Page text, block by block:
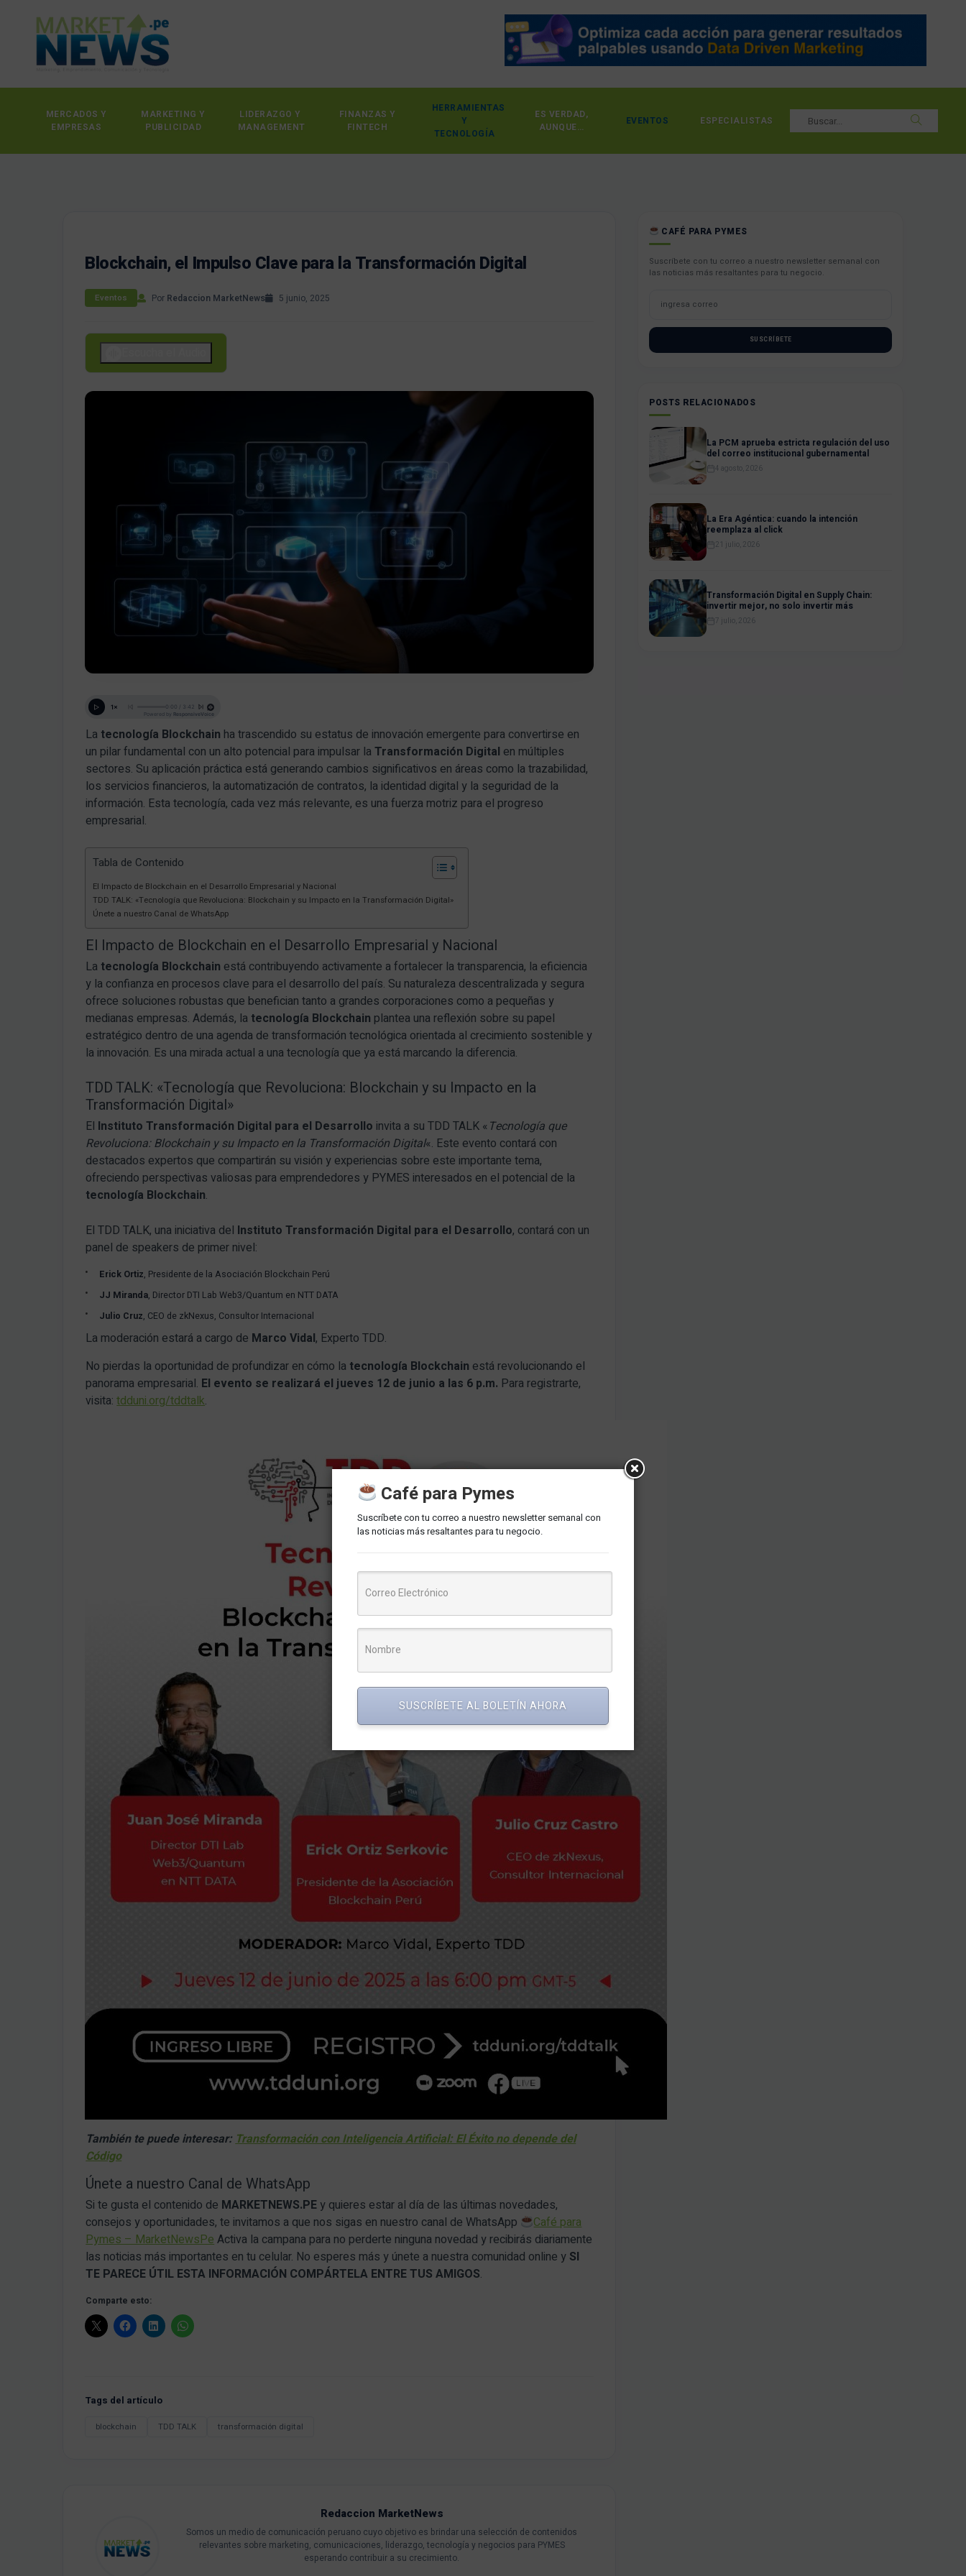
MERCADOS Y
EMPRESAS
MARKETING Y
PUBLICIDAD
LIDERAZGO Y
MANAGEMENT
FINANZAS Y
FINTECH
HERRAMIENTAS
Y
TECNOLOGÍA
ES VERDAD,
AUNQUE…
EVENTOS ESPECIALISTAS
Blockchain, el Impulso Clave para la Transformación Digital
Eventos Por Redaccion MarketNews 5 junio, 2025
La tecnología Blockchain ha trascendido su estatus de innovación emergente para convertirse en
un pilar fundamental con un alto potencial para impulsar laTransformación Digital en múltiples
sectores. Su aplicación práctica está generando cambios significativos en áreas como la trazabilidad,
los servicios financieros, la automatización de contratos, la identidad digital y la seguridad de la
información. Esta tecnología, cada vez más relevante, es una fuerza motriz para el progreso
empresarial.
Tabla de Contenido
El Impacto de Blockchain en el Desarrollo Empresarial y Nacional
TDD TALK: «Tecnología que Revoluciona: Blockchain y su Impacto en la Transformación Digital»
Únete a nuestro Canal de WhatsApp
El Impacto de Blockchain en el Desarrollo Empresarial y Nacional
La tecnología Blockchain está contribuyendo activamente a fortalecer la transparencia, la eficiencia
y la confianza en procesos clave para el desarrollo del país. Su naturaleza descentralizada y segura
ofrece soluciones robustas que benefician tanto a grandes corporaciones como a pequeñas y
medianas empresas. Además, la tecnología Blockchain plantea una reflexión sobre su papel
estratégico dentro de una agenda de transformación tecnológica orientada al crecimiento sostenible y
la innovación. Es una mirada actual a una tecnología que ya está marcando la diferencia.
TDD TALK: «Tecnología que Revoluciona: Blockchain y su Impacto en la
Transformación Digital»
El Instituto Transformación Digital para el Desarrollo invita a su TDD TALK «Tecnología que
Revoluciona: Blockchain y su Impacto en la Transformación Digital«. Este evento contará con
destacados expertos que compartirán su visión y experiencias sobre este importante tema,
ofreciendo perspectivas valiosas para emprendedores y PYMES interesados en el potencial de la
tecnología Blockchain.
El TDD TALK, una iniciativa del Instituto Transformación Digital para el Desarrollo, contará con un
panel de speakers de primer nivel:
Erick Ortiz, Presidente de la Asociación Blockchain Perú
JJ Miranda, Director DTI Lab Web3/Quantum en NTT DATA
Julio Cruz, CEO de zkNexus, Consultor Internacional
La moderación estará a cargo de Marco Vidal, Experto TDD.
No pierdas la oportunidad de profundizar en cómo la tecnología Blockchain está revolucionando el
panorama empresarial. El evento se realizará el jueves 12 de junio a las 6 p.m. Para registrarte,
visita:tdduni.org/tddtalk.
También te puede interesar:Transformación con Inteligencia Artificial: El Éxito no depende del
Código
Únete a nuestro Canal de WhatsApp
Si te gusta el contenido de MARKETNEWS.PE y quieres estar al día de las últimas novedades,
consejos y oportunidades, te invitamos a que nos sigas en nuestro canal de WhatsApp
Café para
Pymes – MarketNewsPeActiva la campana para no perderte ninguna novedad y recibirás diariamente
las noticias más importantes en tu celular. No esperes más y únete a nuestra comunidad online y SI
TE PARECE ÚTIL ESTA INFORMACIÓN COMPÁRTELA ENTRE TUS AMIGOS.
Comparte esto:
Tags del artículo
blockchain TDD TALK transformación digital
Redaccion MarketNews
Somos un medio de comunicación peruano cuyo objetivo es brindar una selección de contenidos
relevantes sobre marketing, comunicaciones, liderazgo, tecnología y negocios para PYMES
esperando contribuir a su crecimiento.
CAFÉ PARA PYMES
Suscríbete con tu correo a nuestro newsletter semanal con
las noticias más resaltantes para tu negocio.
SUSCRÍBETE
POSTS RELACIONADOS
La PCM aprueba estricta regulación del uso
del correo institucional gubernamental
4 agosto, 2026
La Era Agéntica: cuando la intención
reemplaza al click
21 julio, 2026
Transformación Digital en Supply Chain:
invertir mejor, no solo invertir más
7 julio, 2026
Café para Pymes
Suscríbete con tu correo a nuestro newsletter semanal con
las noticias más resaltantes para tu negocio.
SUSCRÍBETE AL BOLETÍN AHORA